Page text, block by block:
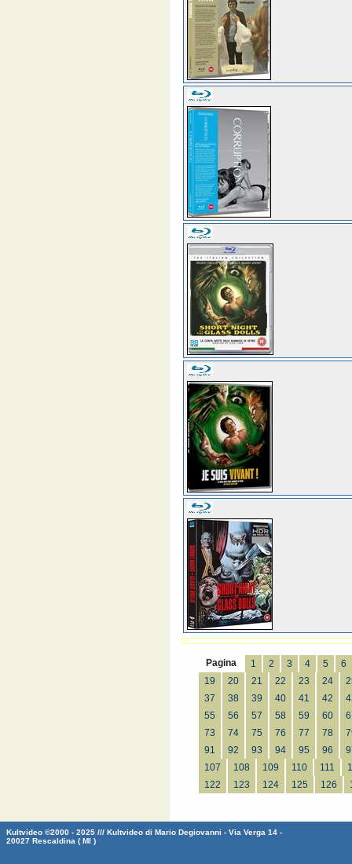
Pagina 1 2 3 4 5
6
19
20 21 22 23 24
37
38 39 40 41 42
55
56 57 58 59 60
73
74 75 76 77 78
91
92 93 94 95 96
107
108 109 110 111
122
123 124 125 126
Kultvideo ©2000 - 2025 /// Kultvideo di Mario Degiovanni - Via Verga 14 -
20027 Rescaldina ( MI )